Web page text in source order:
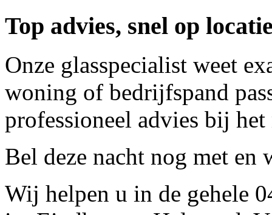
Top advies, snel op
Onze glasspecialist weet
woning of bedrijfspand
professioneel advies bij
Bel deze nacht nog met en
Wij helpen u in de gehele